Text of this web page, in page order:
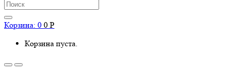
Корзина: 0 0 Р
Корзина пуста.